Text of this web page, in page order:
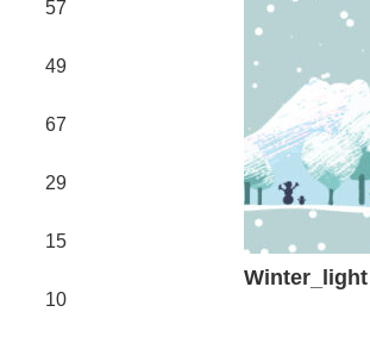
57
49
67
29
15
10